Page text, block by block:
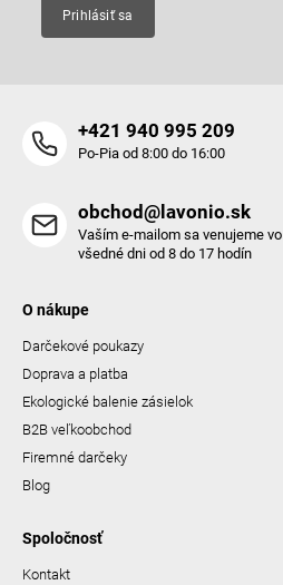
Prihlásiť sa
+421 940 995 209
Po-Pia od 8:00 do 16:00
obchod@lavonio.sk
Vaším e-mailom sa venujeme vo
všedné dni od 8 do 17 hodín
O nákupe
Darčekové poukazy
Doprava a platba
Ekologické balenie zásielok
B2B veľkoobchod
Firemné darčeky
Blog
Spoločnosť
Kontakt